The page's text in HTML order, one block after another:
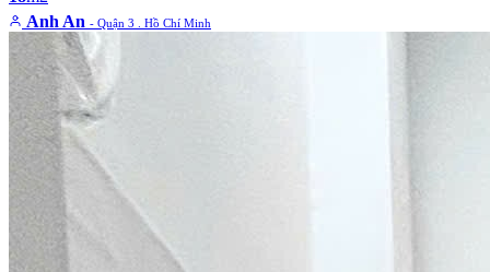
Anh An - Quận 3 . Hồ Chí Minh